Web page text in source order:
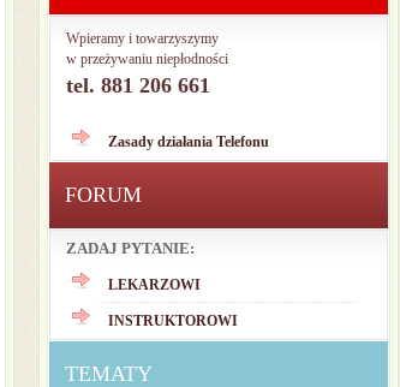
Wpieramy i towarzyszymy
w przeżywaniu niepłodności
tel. 881 206 661
Zasady działania Telefonu
FORUM
ZADAJ PYTANIE:
LEKARZOWI
INSTRUKTOROWI
TEMATY